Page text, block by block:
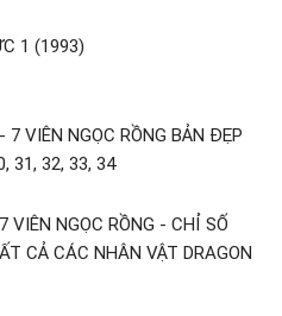
1 (1993)
7 VIÊN NGỌC RỒNG BẢN ĐẸP
31, 32, 33, 34
VIÊN NGỌC RỒNG - CHỈ SỐ
CẢ CÁC NHÂN VẬT DRAGON